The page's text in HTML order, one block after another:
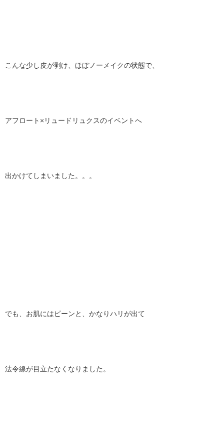
こんな少し皮が剥け、ほぼノーメイクの状態で、
アフロート×リュードリュクスのイベントへ
出かけてしまいました。。。
でも、お肌にはピーンと、かなりハリが出て
法令線が目立たなくなりました。